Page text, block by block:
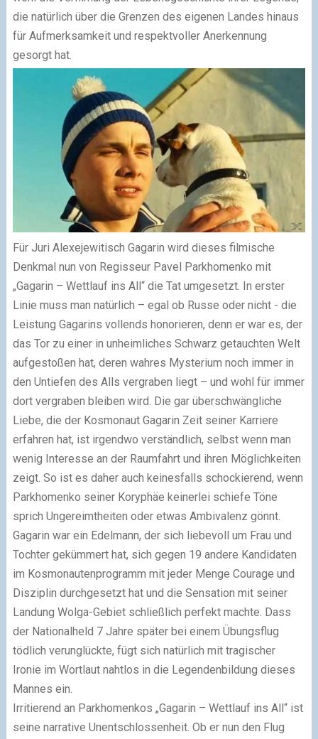
die natürlich über die Grenzen des eigenen Landes hinaus
für Aufmerksamkeit und respektvoller Anerkennung
gesorgt hat.
Für Juri Alexejewitisch Gagarin wird dieses filmische
Denkmal nun von Regisseur Pavel Parkhomenko mit
„Gagarin – Wettlauf ins All“ die Tat umgesetzt. In erster
Linie muss man natürlich – egal ob Russe oder nicht - die
Leistung Gagarins vollends honorieren, denn er war es, der
das Tor zu einer in unheimliches Schwarz getauchten Welt
aufgestoßen hat, deren wahres Mysterium noch immer in
den Untiefen des Alls vergraben liegt – und wohl für immer
dort vergraben bleiben wird. Die gar überschwängliche
Liebe, die der Kosmonaut Gagarin Zeit seiner Karriere
erfahren hat, ist irgendwo verständlich, selbst wenn man
wenig Interesse an der Raumfahrt und ihren Möglichkeiten
zeigt. So ist es daher auch keinesfalls schockierend, wenn
Parkhomenko seiner Koryphäe keinerlei schiefe Töne
sprich Ungereimtheiten oder etwas Ambivalenz gönnt.
Gagarin war ein Edelmann, der sich liebevoll um Frau und
Tochter gekümmert hat, sich gegen 19 andere Kandidaten
im Kosmonautenprogramm mit jeder Menge Courage und
Disziplin durchgesetzt hat und die Sensation mit seiner
Landung Wolga-Gebiet schließlich perfekt machte. Dass
der Nationalheld 7 Jahre später bei einem Übungsflug
tödlich verunglückte, fügt sich natürlich mit tragischer
Ironie im Wortlaut nahtlos in die Legendenbildung dieses
Mannes ein.
Irritierend an Parkhomenkos „Gagarin – Wettlauf ins All“ ist
seine narrative Unentschlossenheit. Ob er nun den Flug